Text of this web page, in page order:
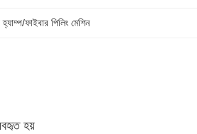
ফাইবার পিলিং মেশিন
হয়